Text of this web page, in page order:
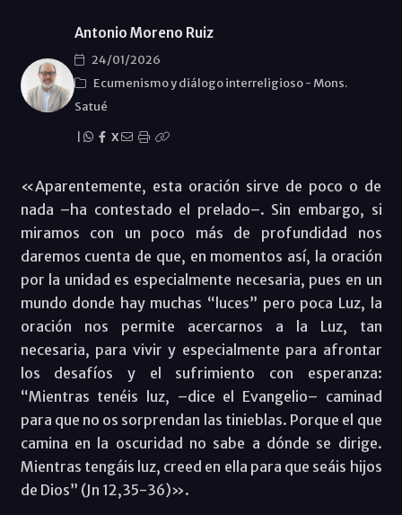
Antonio Moreno Ruiz
24/01/2026
Ecumenismo y diálogo interreligioso- Mons.
Satué
X
«Aparentemente, esta oración sirve de poco o de
nada –ha contestado el prelado–. Sin embargo, si
miramos con un poco más de profundidad nos
daremos cuenta de que, en momentos así, la oración
por la unidad es especialmente necesaria, pues en un
mundo donde hay muchas “luces” pero poca Luz, la
oración nos permite acercarnos a la Luz, tan
necesaria, para vivir y especialmente para afrontar
los desafíos y el sufrimiento con esperanza:
“Mientras tenéis luz, –dice el Evangelio– caminad
para que no os sorprendan las tinieblas. Porque el que
camina en la oscuridad no sabe a dónde se dirige.
Mientras tengáis luz, creed en ella para que seáis hijos
de Dios” (Jn 12,35-36)».